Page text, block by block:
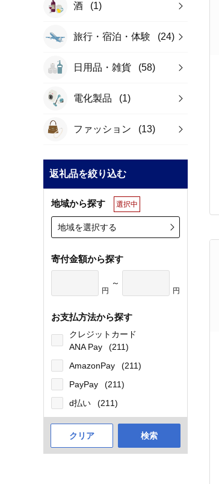
酒 (1)
旅行・宿泊・体験 (24)
日用品・雑貨 (58)
電化製品 (1)
ファッション (13)
返礼品を絞り込む
地域から探す 選択中
地域を選択する
寄付金額から探す
円
～
円
お支払方法から探す
クレジットカード
ANA Pay
(211)
AmazonPay
(211)
PayPay
(211)
d払い
(211)
クリア 検索